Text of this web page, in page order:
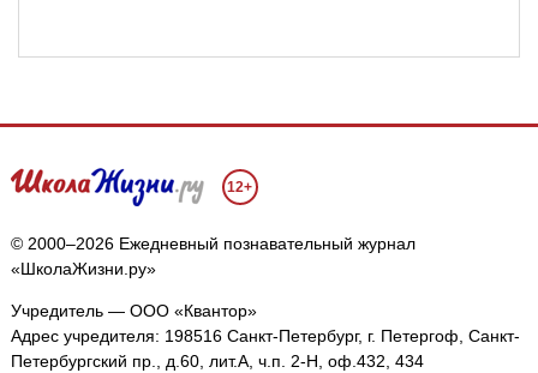
12+
© 2000–2026 Ежедневный познавательный журнал
«ШколаЖизни.ру»
Учредитель — ООО «Квантор»
Адрес учредителя: 198516 Санкт-Петербург, г. Петергоф, Санкт-
Петербургский пр., д.60, лит.А, ч.п. 2-Н, оф.432, 434